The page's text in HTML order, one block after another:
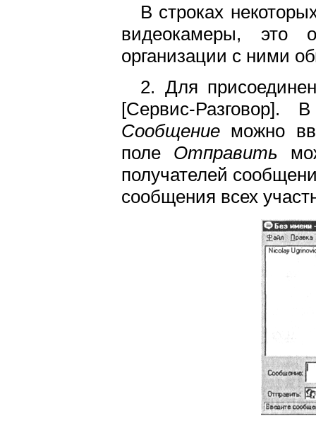
В строках
видеокамеры, это
организации с ними
2. Для
[Сервис-
Сообщение можно
поле Отправить
получателей
сообщения всех